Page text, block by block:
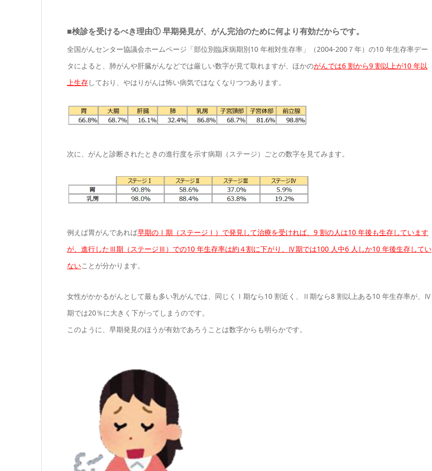
■検診を受けるべき理由① 早期発見が、がん完治のために何より有効だからです。
全国がんセンター協議会ホームページ「部位別臨床病期別10 年相対生存率」（2004-200７年）の10 年生存率デー
タによると、肺がんや肝臓がんなどでは厳しい数字が見て取れますが、ほかのがんでは6 割から9 割以上が10 年以
上生存しており、やはりがんは怖い病気ではなくなりつつあります。
次に、がんと診断されたときの進行度を示す病期（ステージ）ごとの数字を見てみます。
例えば胃がんであれば早期のⅠ期（ステージⅠ）で発見して治療を受ければ、9 割の人は10 年後も生存しています
が、進行したⅢ期（ステージⅢ）での10 年生存率は約４割に下がり、Ⅳ期では100 人中6 人しか10 年後生存してい
ないことが分かります。
女性がかかるがんとして最も多い乳がんでは、同じくⅠ期なら10 割近く、Ⅱ期なら8 割以上ある10 年生存率が、Ⅳ
期では20％に大きく下がってしまうのです。
このように、早期発見のほうが有効であろうことは数字からも明らかです。